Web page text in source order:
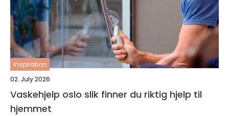
inspiration
02. July 2026
Vaskehjelp oslo slik finner du riktig hjelp til
hjemmet